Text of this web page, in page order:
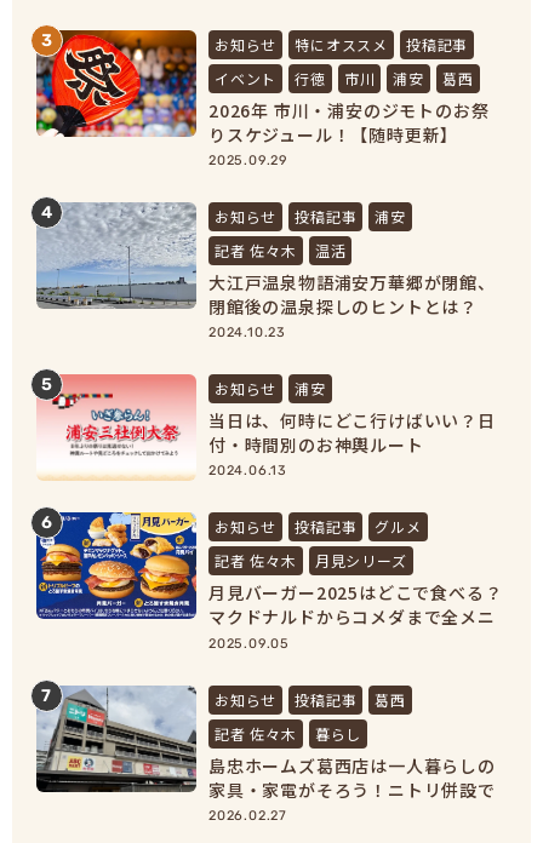
3 お知らせ 特にオススメ
投稿記事
イベント
行徳 市川 浦安 葛西
2026年 市川・浦安のジモトのお祭
りスケジュール！【随時更新】
2025.09.29
4 お知らせ 投稿記事
浦安
記者 佐々木
温活
大江戸温泉物語浦安万華郷が閉館、
閉館後の温泉探しのヒントとは？
【浦安市民必見！】
2024.10.23
5 お知らせ 浦安
当日は、何時にどこ行けばいい？日
付・時間別のお神輿ルート
2024.06.13
6 お知らせ 投稿記事
グルメ
記者 佐々木
月見シリーズ
月見バーガー2025はどこで食べる？
マクドナルドからコメダまで全メニ
ュー紹介！
2025.09.05
7 お知らせ 投稿記事
葛西
記者 佐々木
暮らし
島忠ホームズ葛西店は一人暮らしの
家具・家電がそろう！ニトリ併設で
新生活準備が完結
2026.02.27